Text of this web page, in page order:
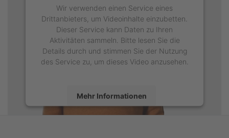
Wir verwenden einen Service eines
Drittanbieters, um Videoinhalte einzubetten.
Dieser Service kann Daten zu Ihren
Aktivitäten sammeln. Bitte lesen Sie die
Details durch und stimmen Sie der Nutzung
des Service zu, um dieses Video anzusehen.
Mehr Informationen